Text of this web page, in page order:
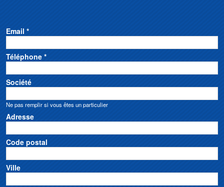
Email *
Téléphone *
Société
Ne pas remplir si vous êtes un particulier
Adresse
Code postal
Ville